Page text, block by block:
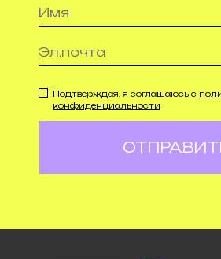
Подтверждая, я соглашаюсь с
конфиденциальности